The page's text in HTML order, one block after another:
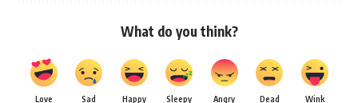
What do you think?
Love Sad Happy Sleepy Angry Dead Wink